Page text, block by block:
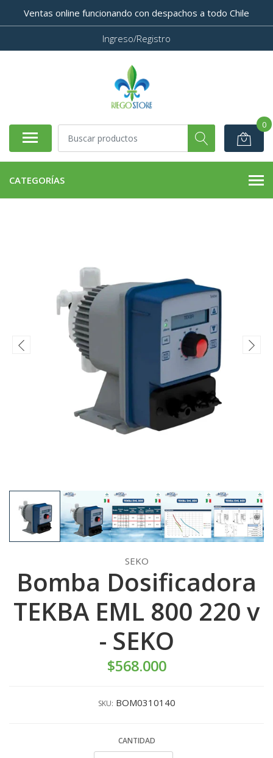
Ventas online funcionando con despachos a todo Chile
Ingreso/Registro
0
CATEGORÍAS
SEKO
Bomba Dosificadora
TEKBA EML 800 220 v
- SEKO
$568.000
SKU: BOM0310140
CANTIDAD